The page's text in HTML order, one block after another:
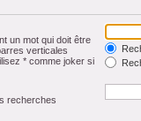
un mot qui doit être
verticales
* comme joker si
recherches